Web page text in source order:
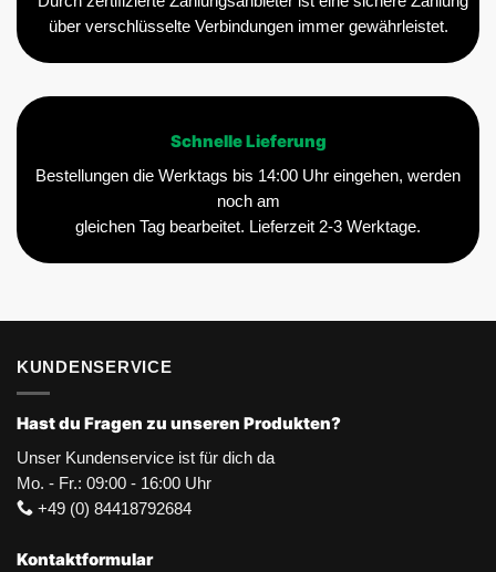
über verschlüsselte Verbindungen immer gewährleistet.
Schnelle Lieferung
Bestellungen die Werktags bis 14:00 Uhr eingehen, werden
noch am
gleichen Tag bearbeitet. Lieferzeit 2-3 Werktage.
KUNDENSERVICE
Hast du Fragen zu unseren Produkten?
Unser Kundenservice ist für dich da
Mo. - Fr.: 09:00 - 16:00 Uhr
+49 (0) 84418792684
Kontaktformular